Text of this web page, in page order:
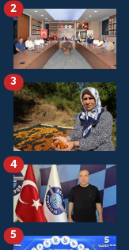
2
3
4
5